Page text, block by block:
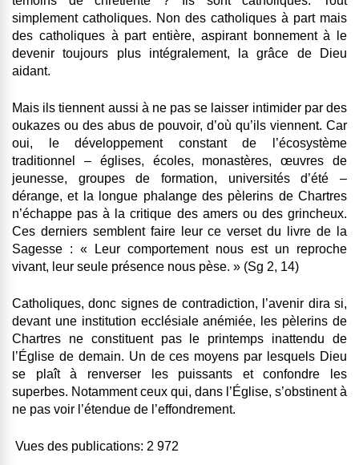
simplement catholiques. Non des catholiques à part mais
des catholiques à part entière, aspirant bonnement à le
devenir toujours plus intégralement, la grâce de Dieu
aidant.
Mais ils tiennent aussi à ne pas se laisser intimider par des
oukazes ou des abus de pouvoir, d’où qu’ils viennent. Car
oui, le développement constant de l’écosystème
traditionnel – églises, écoles, monastères, œuvres de
jeunesse, groupes de formation, universités d’été –
dérange, et la longue phalange des pèlerins de Chartres
n’échappe pas à la critique des amers ou des grincheux.
Ces derniers semblent faire leur ce verset du livre de la
Sagesse : « Leur comportement nous est un reproche
vivant, leur seule présence nous pèse. » (Sg 2, 14)
Catholiques, donc signes de contradiction, l’avenir dira si,
devant une institution ecclésiale anémiée, les pèlerins de
Chartres ne constituent pas le printemps inattendu de
l’Église de demain. Un de ces moyens par lesquels Dieu
se plaît à renverser les puissants et confondre les
superbes. Notamment ceux qui, dans l’Église, s’obstinent à
ne pas voir l’étendue de l’effondrement.
Vues des publications: 2 972